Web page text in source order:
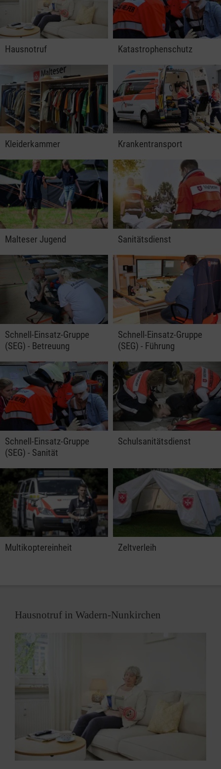
Hausnotruf Katastrophenschutz
Kleiderkammer Krankentransport
Malteser Jugend Sanitätsdienst
Schnell-Einsatz-Gruppe
(SEG) - Betreuung
Schnell-Einsatz-Gruppe
(SEG) - Führung
Schnell-Einsatz-Gruppe
(SEG) - Sanität
Schulsanitätsdienst
Multikoptereinheit Zeltverleih
Hausnotruf in Wadern-Nunkirchen